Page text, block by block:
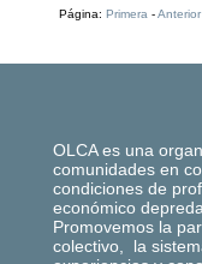
Página:Primera -Anterior
OLCA es una
comunidades en
condiciones de
económico
Promovemos la
colectivo, la